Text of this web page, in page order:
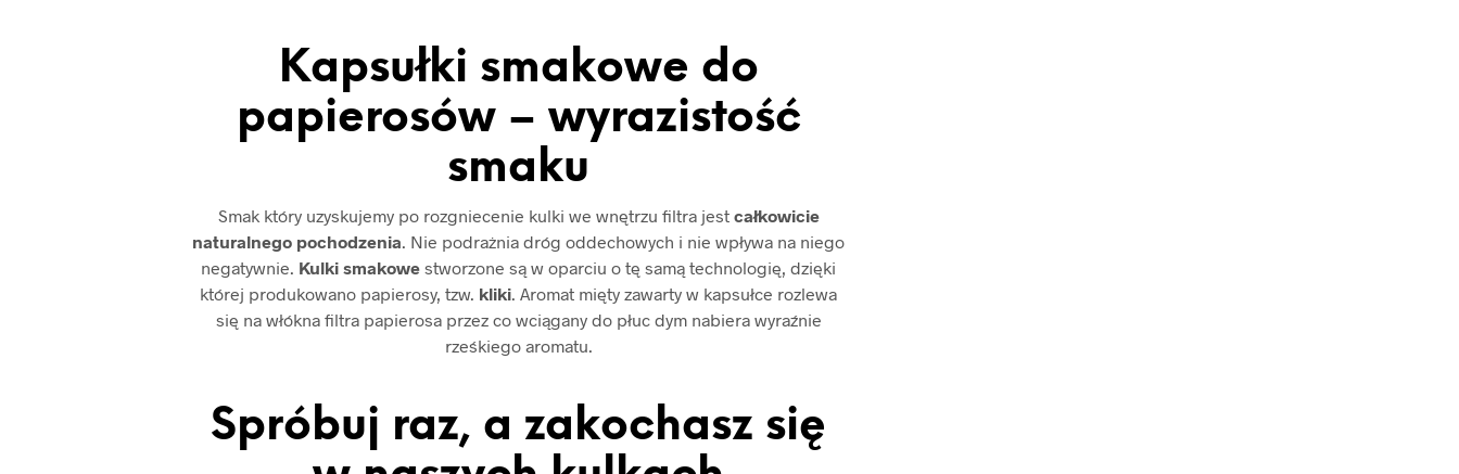
Kapsułki smakowe do
papierosów – wyrazistość
smaku
Smak który uzyskujemy po rozgniecenie kulki we wnętrzu filtra jest całkowicie
naturalnego pochodzenia. Nie podrażnia dróg oddechowych i nie wpływa na niego
negatywnie. Kulki smakowe stworzone są w oparciu o tę samą technologię, dzięki
której produkowano papierosy, tzw. kliki. Aromat mięty zawarty w kapsułce rozlewa
się na włókna filtra papierosa przez co wciągany do płuc dym nabiera wyraźnie
rześkiego aromatu.
Spróbuj raz, a zakochasz się